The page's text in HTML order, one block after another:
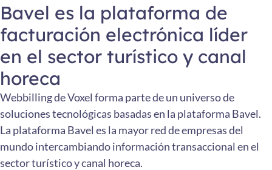
Bavel es la plataforma de
facturación electrónica líder
en el sector turístico y canal
horeca
Webbilling de Voxel forma parte de un universo de
soluciones tecnológicas basadas en la plataforma Bavel.
La plataforma Bavel es la mayor red de empresas del
mundo intercambiando información transaccional en el
sector turístico y canal horeca.